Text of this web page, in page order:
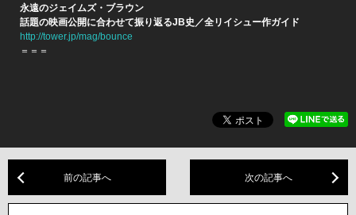
永遠のジェイムズ・ブラウン
話題の映画公開に合わせて振り返るJB史／全リイシュー作ガイド
http://tower.jp/mag/bounce
＝＝＝
前の記事へ 次の記事へ